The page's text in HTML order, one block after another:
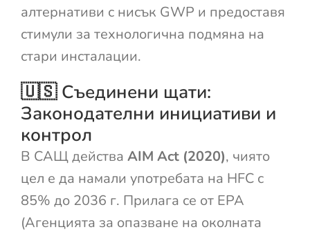
алтернативи с нисък GWP и предоставя
стимули за технологична подмяна на
стари инсталации.
🇺🇸 Съединени щати:
Законодателни инициативи и
контрол
В САЩ действа AIM Act (2020), чиято
цел е да намали употребата на HFC с
85% до 2036 г. Прилага се от EPA
(Агенцията за опазване на околната